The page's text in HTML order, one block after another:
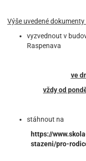
Výše uvedené dokumenty
vyzvednout v
Raspenava
ve
vždy od
stáhnout na
https://
stazeni/pro-